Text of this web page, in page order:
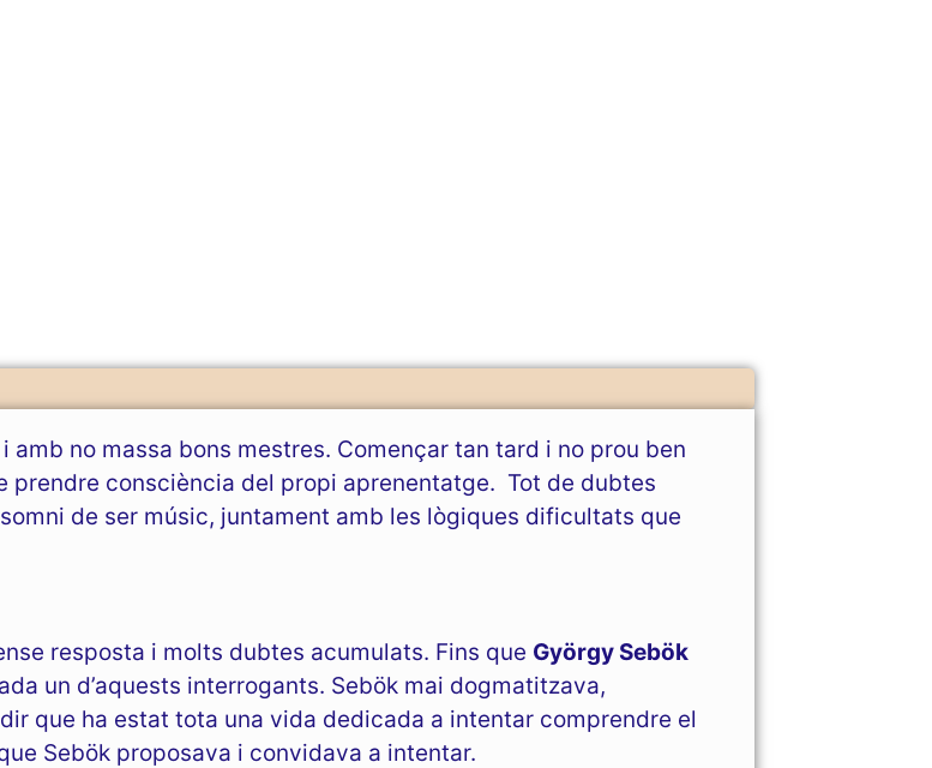
no massa bons mestres. Començar tan tard i no prou ben
consciència del propi aprenentatge. Tot de dubtes
de ser músic, juntament amb les lògiques dificultats que
resposta i molts dubtes acumulats. Fins que György Sebök
un d’aquests interrogants. Sebök mai dogmatitzava,
que ha estat tota una vida dedicada a intentar comprendre el
Sebök proposava i convidava a intentar.